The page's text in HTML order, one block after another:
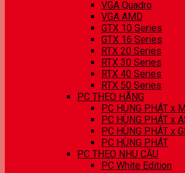
VGA Quadro
VGA AMD
GTX 10 Series
GTX 16 Series
RTX 20 Series
RTX 30 Series
RTX 40 Series
RTX 50 Series
PC THEO HÃNG
PC HÙNG PHÁT x
PC HÙNG PHÁT x
PC HÙNG PHÁT x
PC HÙNG PHÁT
PC THEO NHU CẦU
PC White Edition